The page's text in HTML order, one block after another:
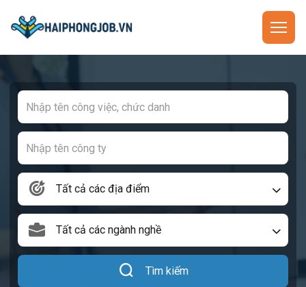
Tất cả các địa điểm
Tất cả các ngành nghề
Tìm kiếm